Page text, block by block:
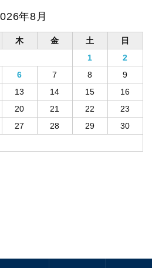
年8月
木 金 土
日
1
2
6 7 8
9
13 14 15
16
20 21 22
23
27 28 29
30